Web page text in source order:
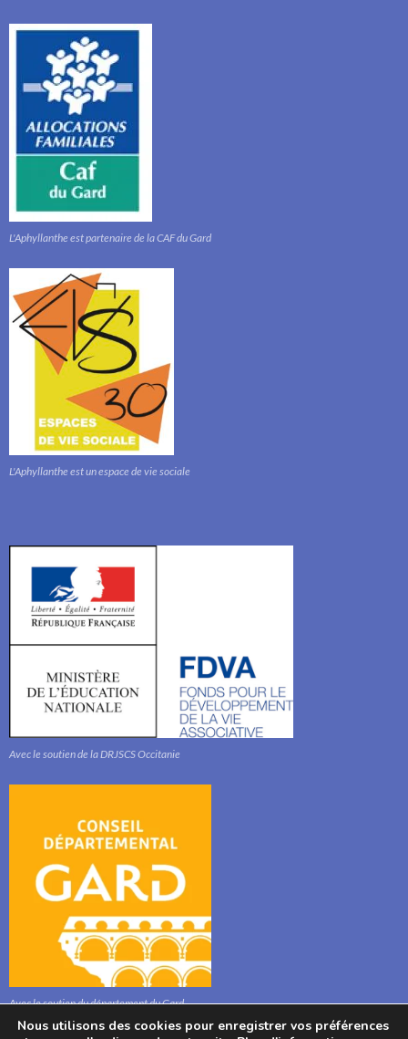
L'Aphyllanthe est partenaire de la CAF du Gard
L'Aphyllanthe est un espace de vie sociale
Avec le soutien de la DRJSCS Occitanie
Avec le soutien du département du Gard
Nous utilisons des cookies pour enregistrer vos préférences